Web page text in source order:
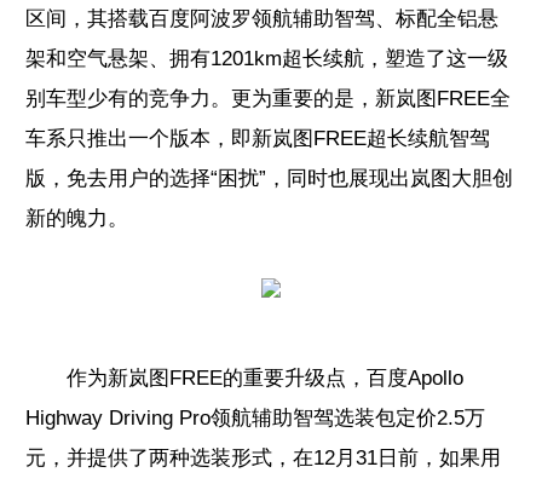
区间，其搭载百度阿波罗领航辅助智驾、标配全铝悬
架和空气悬架、拥有1201km超长续航，塑造了这一级
别车型少有的竞争力。更为重要的是，新岚图FREE全
车系只推出一个版本，即新岚图FREE超长续航智驾
版，免去用户的选择“困扰”，同时也展现出岚图大胆创
新的魄力。
作为新岚图FREE的重要升级点，百度Apollo
Highway Driving Pro领航辅助智驾选装包定价2.5万
元，并提供了两种选装形式，在12月31日前，如果用